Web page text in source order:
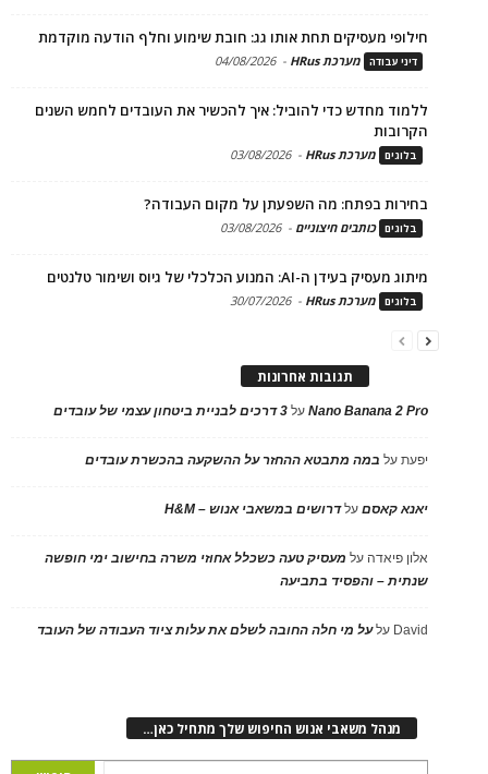
חילופי מעסיקים תחת אותו גג: חובת שימוע וחלף הודעה מוקדמת
דיני עבודה מערכת HRus -
04/08/2026
ללמוד מחדש כדי להוביל: איך להכשיר את העובדים לחמש השנים
הקרובות
בלוגים מערכת HRus -
03/08/2026
בחירות בפתח: מה השפעתן על מקום העבודה?
בלוגים כותבים חיצוניים -
03/08/2026
מיתוג מעסיק בעידן ה-AI: המנוע הכלכלי של גיוס ושימור טלנטים
בלוגים מערכת HRus -
30/07/2026
תגובות אחרונות
Nano Banana 2 Proעל 3 דרכים לבניית ביטחון עצמי של עובדים
יפעתעל במה מתבטא ההחזר על ההשקעה בהכשרת עובדים
יאנא קאסםעלדרושים במשאבי אנוש – H&M
אלון פיאדה על מעסיק טעה כשכלל אחוזי משרה בחישוב ימי חופשה
שנתית – והפסיד בתביעה
David עלעל מי חלה החובה לשלם את עלות ציוד העבודה של העובד
מנהל משאבי אנוש החיפוש שלך מתחיל כאן…